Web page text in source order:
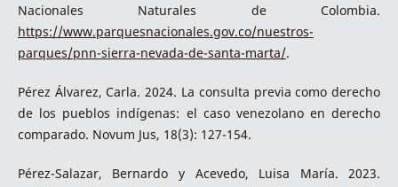
Nacionales Naturales de Colombia.
https://www.parquesnacionales.gov.co/nuestros-
parques/pnn-sierra-nevada-de-santa-marta/.
Pérez Álvarez, Carla. 2024. La consulta previa como derecho
de los pueblos indígenas: el caso venezolano en derecho
comparado. Novum Jus, 18(3): 127-154.
Pérez-Salazar, Bernardo y Acevedo, Luisa María. 2023.